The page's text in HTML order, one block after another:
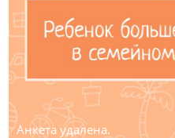
Анкета удалена.